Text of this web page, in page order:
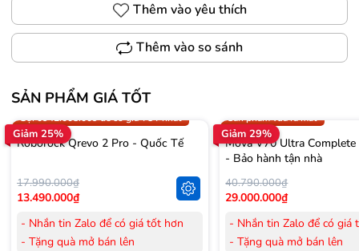
Thêm vào yêu thích
Thêm vào so sánh
SẢN PHẨM GIÁ TỐT
Giảm 25%
Trợ giá 300.000đ
Gọi 0942.008.009 để có giá TỐT nhất
Roborock Qrevo 2 Pro - Quốc Tế
17.990.000₫
13.490.000₫
- Nhắn tin Zalo để có giá tốt hơn
- Tặng quà mở bán lên
Giảm 29%
Sản phẩm vừa ra mắt
Mova V70 Ultra
- Bảo hành tận nhà
40.790.000₫
29.000.000₫
- Nhắn tin Zalo để có giá
- Tặng quà mở bán lên